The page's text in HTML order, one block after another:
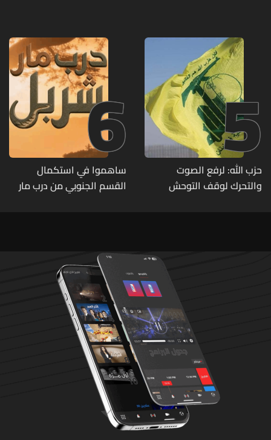
5
حزب الله: لرفع الصوت
والتحرك لوقف التوحش
6
ساهموا في استكمال
القسم الجنوبي من درب مار